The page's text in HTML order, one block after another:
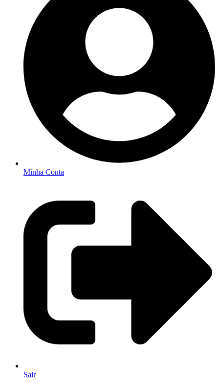
Minha Conta
Sair